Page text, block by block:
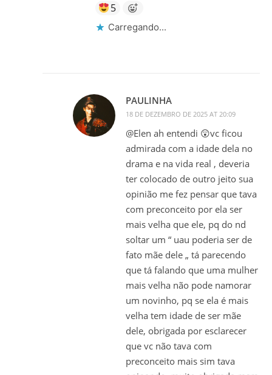
5
Carregando...
PAULINHA
18 DE DEZEMBRO DE 2025 AT 20:09
@Elen ah entendi 😲vc ficou
admirada com a idade dela no
drama e na vida real , deveria
ter colocado de outro jeito sua
opinião me fez pensar que tava
com preconceito por ela ser
mais velha que ele, pq do nd
soltar um “ uau poderia ser de
fato mãe dele „ tá parecendo
que tá falando que uma mulher
mais velha não pode namorar
um novinho, pq se ela é mais
velha tem idade de ser mãe
dele, obrigada por esclarecer
que vc não tava com
preconceito mais sim tava